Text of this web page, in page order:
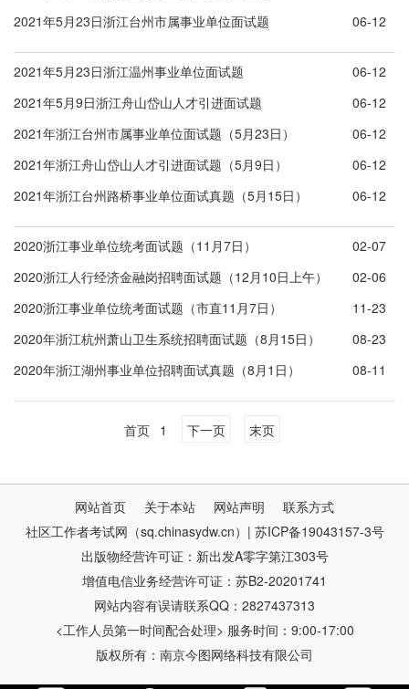
2021年5月23日浙江台州市属事业单位面试题
06-12
2021年5月23日浙江温州事业单位面试题
06-12
2021年5月9日浙江舟山岱山人才引进面试题
06-12
2021年浙江台州市属事业单位面试题（5月23日）
06-12
2021年浙江舟山岱山人才引进面试题（5月9日）
06-12
2021年浙江台州路桥事业单位面试真题（5月15日）
06-12
2020浙江事业单位统考面试题（11月7日）
02-07
2020浙江人行经济金融岗招聘面试题（12月10日上午）
02-06
2020浙江事业单位统考面试题（市直11月7日）
11-23
2020年浙江杭州萧山卫生系统招聘面试题（8月15日）
08-23
2020年浙江湖州事业单位招聘面试真题（8月1日）
08-11
首页 1 下一页 末页
网站首页 关于本站 网站声明
联系方式
社区工作者考试网（sq.chinasydw.cn）| 苏ICP备19043157-3号
出版物经营许可证：新出发A零字第江303号
增值电信业务经营许可证：苏B2-20201741
网站内容有误请联系QQ：2827437313
<工作人员第一时间配合处理> 服务时间：9:00-17:00
版权所有：南京今图网络科技有限公司